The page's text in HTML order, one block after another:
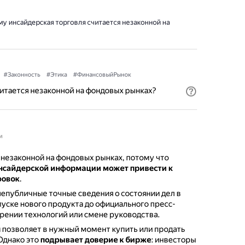
инсайдерская торговля считается незаконной на
#Законность #Этика #ФинансовыйРынок
незаконной на фондовых рынках?
на фондовых рынках, потому что
информации может привести к
.
точные сведения о состоянии дел в
нового продукта до официального пресс-
технологий или смене руководства.
в нужный момент купить или продать
это подрывает доверие к бирже: инвесторы